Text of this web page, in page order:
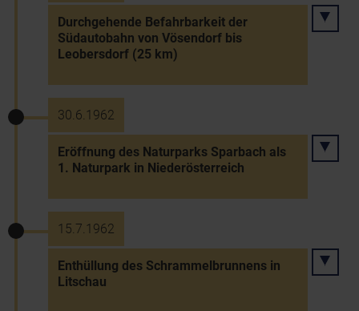
Durchgehende Befahrbarkeit der
Südautobahn von Vösendorf bis
Leobersdorf (25 km)
30.6.1962
Eröffnung des Naturparks Sparbach als
1. Naturpark in Niederösterreich
15.7.1962
Enthüllung des Schrammelbrunnens in
Litschau